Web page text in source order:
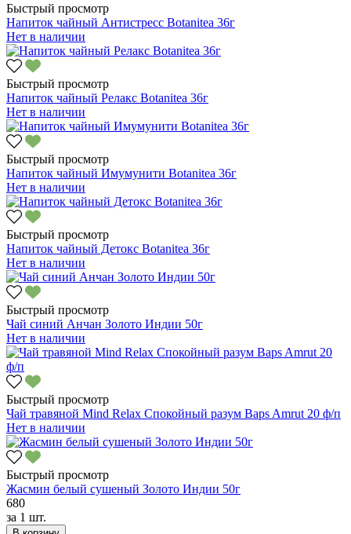
Быстрый просмотр
Напиток чайный Антистресс Botanitea 36г
Нет в наличии
Быстрый просмотр
Напиток чайный Релакс Botanitea 36г
Нет в наличии
Быстрый просмотр
Напиток чайный Имумунити Botanitea 36г
Нет в наличии
Быстрый просмотр
Напиток чайный Детокс Botanitea 36г
Нет в наличии
Быстрый просмотр
Чай синий Анчан Золото Индии 50г
Нет в наличии
Быстрый просмотр
Чай травяной Mind Relax Спокойный разум Baps Amrut 20 ф/п
Нет в наличии
Быстрый просмотр
Жасмин белый сушеный Золото Индии 50г
680
за 1 шт.